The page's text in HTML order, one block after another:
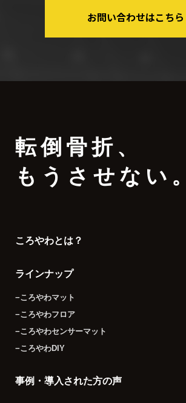
お問い合わせはこちら
転倒骨折 、
もうさせない。
ころやわとは？
ラインナップ
−ころやわマット
−ころやわフロア
−ころやわセンサーマット
−ころやわDIY
事例・導入された方の声